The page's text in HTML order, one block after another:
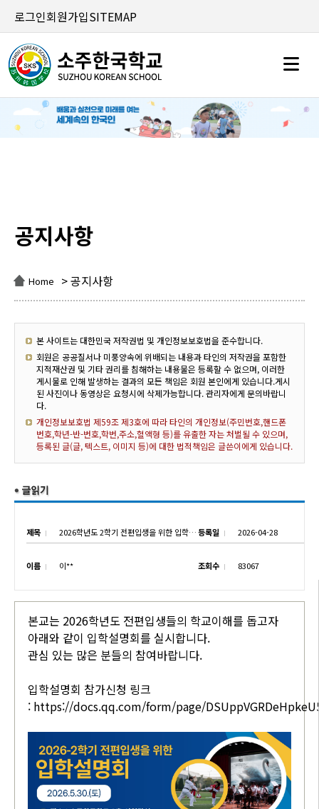
로그인회원가입SITEMAP
공지사항
Home > 공지사항
본 사이트는 대한민국 저작권법 및 개인정보보호법을 준수합니다.
회원은 공공질서나 미풍양속에 위배되는 내용과 타인의 저작권을 포함한
지적재산권 및 기타 권리를 침해하는 내용물은 등록할 수 없으며, 이러한
게시물로 인해 발생하는 결과의 모든 책임은 회원 본인에게 있습니다.게시
된 사진이나 동영상은 요청시에 삭제가능합니다. 관리자에게 문의바랍니
다.
개인정보보호법 제59조 제3호에 따라 타인의 개인정보(주민번호,핸드폰
번호,학년-반-번호,학번,주소,혈액형 등)를 유출한 자는 처벌될 수 있으며,
등록된 글(글, 텍스트, 이미지 등)에 대한 법적책임은 글쓴이에게 있습니다.
제목 2026학년도 2학기 전편입생을 위한 입학설명회 실시등록일 2026-04-28
이름 이** 조회수 83067
본교는 2026학년도 전편입생들의 학교이해를 돕고자
아래와 같이 입학설명회를 실시합니다.
관심 있는 많은 분들의 참여바랍니다.
입학설명회 참가신청 링크
: https://docs.qq.com/form/page/